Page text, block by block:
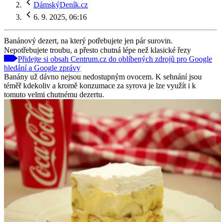
DámskýDeník.cz
6. 9. 2025, 06:16
Banánový dezert, na který potřebujete jen pár surovin.
Nepotřebujete troubu, a přesto chutná lépe než klasické řezy
Přidejte si obsah Centrum.cz do oblíbených zdrojů pro Google
hledání a Google zprávy
Banány už dávno nejsou nedostupným ovocem. K sehnání jsou
téměř kdekoliv a kromě konzumace za syrova je lze využít i k
tomuto velmi chutnému dezertu.